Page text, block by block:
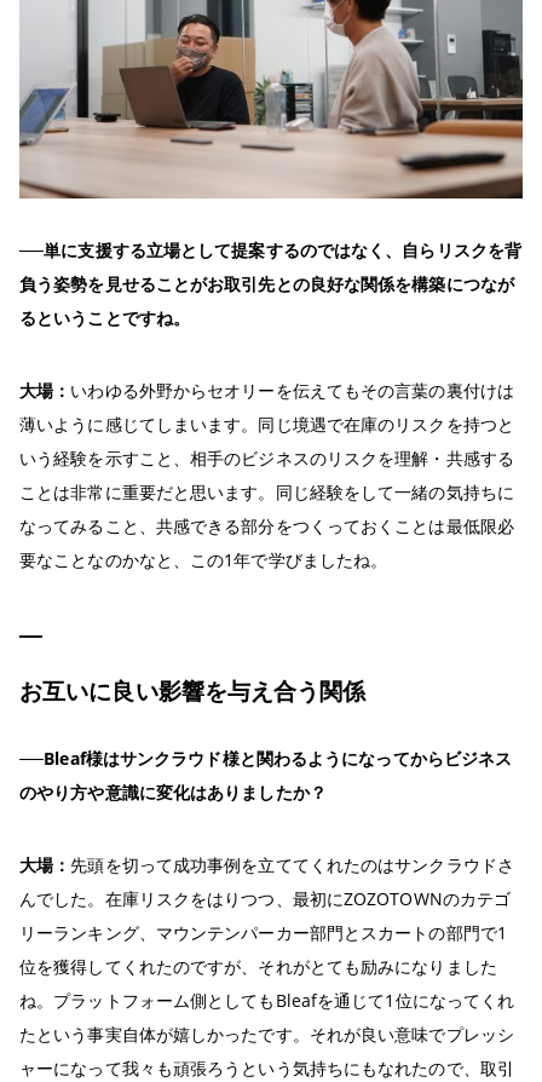
──単に支援する立場として提案するのではなく、自らリスクを背
負う姿勢を見せることがお取引先との良好な関係を構築につなが
るということですね。
大場： いわゆる外野からセオリーを伝えてもその言葉の裏付けは
薄いように感じてしまいます。同じ境遇で在庫のリスクを持つと
いう経験を示すこと、相手のビジネスのリスクを理解・共感する
ことは非常に重要だと思います。同じ経験をして一緒の気持ちに
なってみること、共感できる部分をつくっておくことは最低限必
要なことなのかなと、この1年で学びましたね。
お互いに良い影響を与え合う関係
──Bleaf様はサンクラウド様と関わるようになってからビジネス
のやり方や意識に変化はありましたか？
大場：先頭を切って成功事例を立ててくれたのはサンクラウドさ
んでした。在庫リスクをはりつつ、最初にZOZOTOWNのカテゴ
リーランキング、マウンテンパーカー部門とスカートの部門で1
位を獲得してくれたのですが、それがとても励みになりました
ね。プラットフォーム側としてもBleafを通じて1位になってくれ
たという事実自体が嬉しかったです。それが良い意味でプレッシ
ャーになって我々も頑張ろうという気持ちにもなれたので、取引